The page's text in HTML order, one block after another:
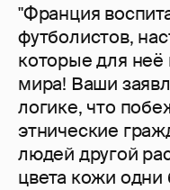
"Франция
футболистов,
которые для
мира! Ваши
логике, что
этнические
людей другой
цвета кожи